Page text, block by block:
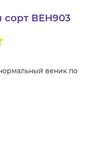
ВЕН903
веник по